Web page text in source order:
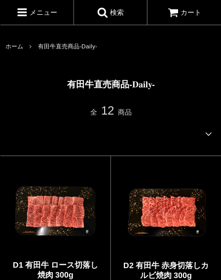
メニュー 検索 カート
ホーム 有田牛直売商品-Daily-
有田牛直売商品-Daily-
全 12 商品
D1 有田牛 ロース切落し
焼肉 300g
D2 有田牛 赤身切落しカ
ルビ焼肉 300g